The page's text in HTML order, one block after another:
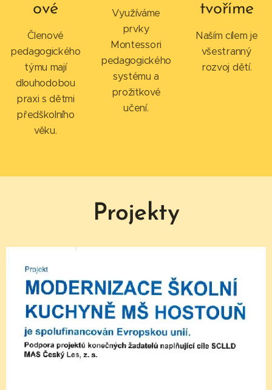
ové
Členové
pedagogického
týmu mají
dlouhodobou
praxi s dětmi
předškolního
věku.
Využíváme
prvky
Montessori
pedagogického
systému a
prožitkové
učení.
tvoříme
Naším cílem je
všestranný
rozvoj dětí.
Projekty